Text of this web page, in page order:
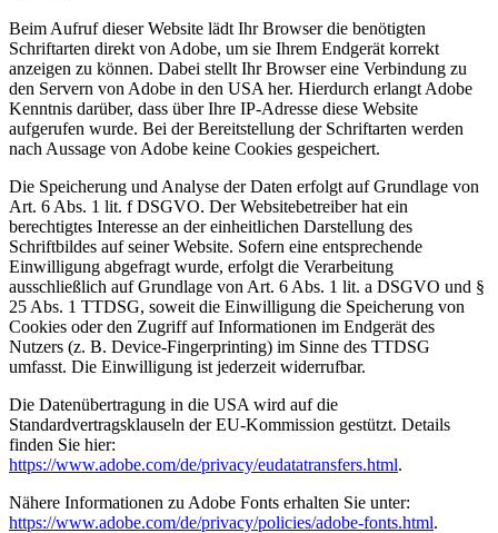
Beim Aufruf dieser Website lädt Ihr Browser die benötigten
Schriftarten direkt von Adobe, um sie Ihrem Endgerät korrekt
anzeigen zu können. Dabei stellt Ihr Browser eine Verbindung zu
den Servern von Adobe in den USA her. Hierdurch erlangt Adobe
Kenntnis darüber, dass über Ihre IP-Adresse diese Website
aufgerufen wurde. Bei der Bereitstellung der Schriftarten werden
nach Aussage von Adobe keine Cookies gespeichert.
Die Speicherung und Analyse der Daten erfolgt auf Grundlage von
Art. 6 Abs. 1 lit. f DSGVO. Der Websitebetreiber hat ein
berechtigtes Interesse an der einheitlichen Darstellung des
Schriftbildes auf seiner Website. Sofern eine entsprechende
Einwilligung abgefragt wurde, erfolgt die Verarbeitung
ausschließlich auf Grundlage von Art. 6 Abs. 1 lit. a DSGVO und §
25 Abs. 1 TTDSG, soweit die Einwilligung die Speicherung von
Cookies oder den Zugriff auf Informationen im Endgerät des
Nutzers (z. B. Device-Fingerprinting) im Sinne des TTDSG
umfasst. Die Einwilligung ist jederzeit widerrufbar.
Die Datenübertragung in die USA wird auf die
Standardvertragsklauseln der EU-Kommission gestützt. Details
finden Sie hier:
https://www.adobe.com/de/privacy/eudatatransfers.html.
Nähere Informationen zu Adobe Fonts erhalten Sie unter:
https://www.adobe.com/de/privacy/policies/adobe-fonts.html.